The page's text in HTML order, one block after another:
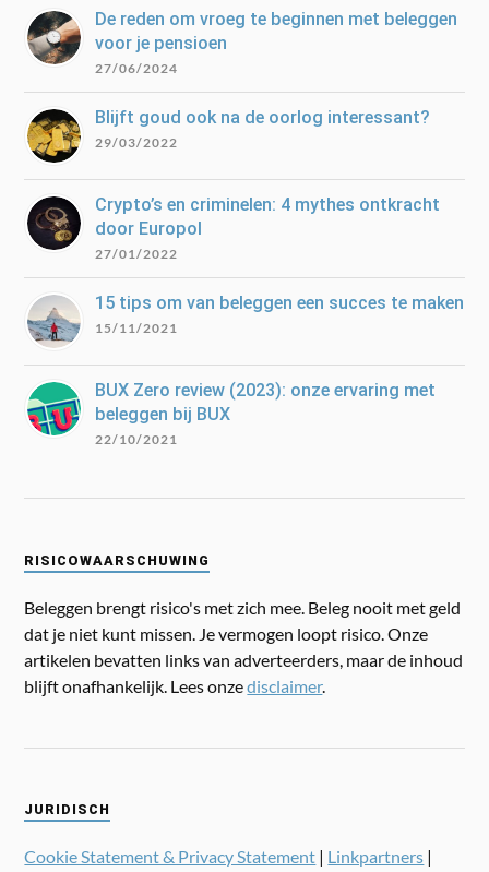
De reden om vroeg te beginnen met beleggen
voor je pensioen
27/06/2024
Blijft goud ook na de oorlog interessant?
29/03/2022
Crypto’s en criminelen: 4 mythes ontkracht
door Europol
27/01/2022
15 tips om van beleggen een succes te maken
15/11/2021
BUX Zero review (2023): onze ervaring met
beleggen bij BUX
22/10/2021
RISICOWAARSCHUWING
Beleggen brengt risico's met zich mee. Beleg nooit met geld
dat je niet kunt missen. Je vermogen loopt risico. Onze
artikelen bevatten links van adverteerders, maar de inhoud
blijft onafhankelijk. Lees onzedisclaimer.
JURIDISCH
Cookie Statement & Privacy Statement | Linkpartners |